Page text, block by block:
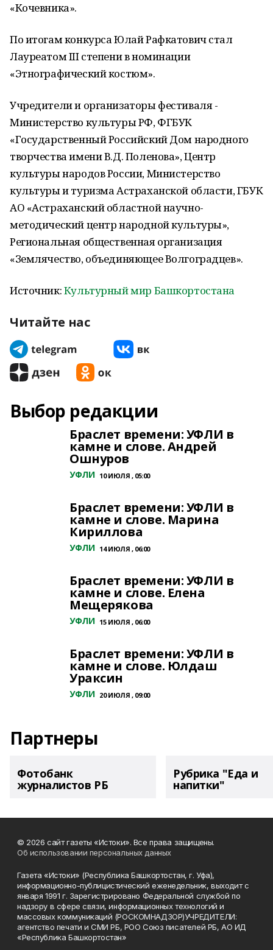
«Кочевника».
По итогам конкурса Юлай Рафкатович стал
Лауреатом III степени в номинации
«Этнографический костюм».
Учредители и организаторы фестиваля -
Министерство культуры РФ, ФГБУК
«Государственный Российский Дом народного
творчества имени В.Д. Поленова», Центр
культуры народов России, Министерство
культуры и туризма Астраханской области, ГБУК
АО «Астраханский областной научно-
методический центр народной культуры»,
Региональная общественная организация
«Землячество, объединяющее Волгоградцев».
Источник:Культурный мир Башкортостана
Читайте нас
Выбор редакции
Браслет времени: УФЛИ в
камне и слове. Андрей
Ошнуров
УФЛИ 10 ИЮЛЯ , 05:00
Браслет времени: УФЛИ в
камне и слове. Марина
Кириллова
УФЛИ 14 ИЮЛЯ , 06:00
Браслет времени: УФЛИ в
камне и слове. Елена
Мещерякова
УФЛИ 15 ИЮЛЯ , 06:00
Браслет времени: УФЛИ в
камне и слове. Юлдаш
Ураксин
УФЛИ 20 ИЮЛЯ , 09:00
Партнеры
Фотобанк
журналистов РБ
Рубрика "Еда и
напитки"
© 2026 сайт газеты «Истоки». Все права защищены.
Об использовании персональных данных
Газета «Истоки» (Республика Башкортостан, г. Уфа),
информационно-публицистический еженедельник, выходит с
января 1991 г. Зарегистрировано Федеральной службой по
надзору в сфере связи, информационных технологий и
массовых коммуникаций (РОСКОМНАДЗОР)УЧРЕДИТЕЛИ:
агентство печати и СМИ РБ, РОО Союз писателей РБ, АО ИД
«Республика Башкортостан»